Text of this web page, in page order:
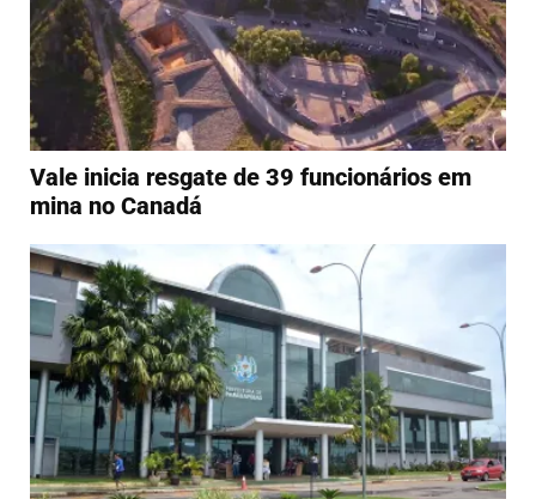
Vale inicia resgate de 39 funcionários em
mina no Canadá